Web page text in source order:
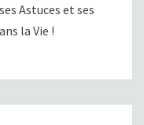
Astuces et ses
la Vie !